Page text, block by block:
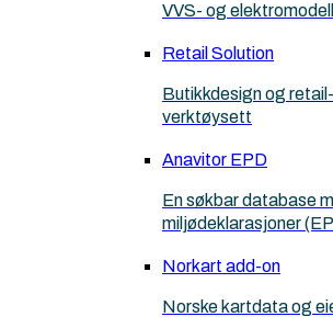
VVS- og
Retail Solution
Butikkdesign og
verktøysett
Anavitor EPD
En søkbar database
miljødeklarasjoner
Norkart add-on
Norske kartdata og